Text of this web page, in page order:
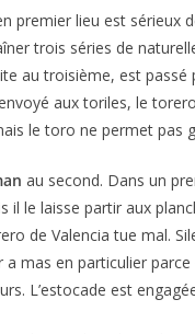
premier lieu est sérieux
trois séries de
au troisième, est
aux toriles, le
le toro ne permet pas
au second. Dans un
il le laisse partir aux
de Valencia tue mal.
mas en particulier
L’estocade est
TAURINES 2026
: au seuil des
Olivier Castelnau